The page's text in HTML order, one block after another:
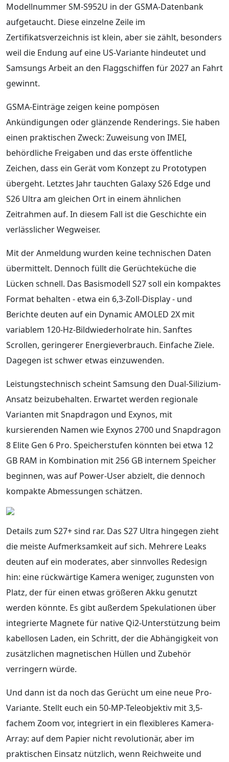
Modellnummer SM-S952U in der GSMA-Datenbank
aufgetaucht. Diese einzelne Zeile im
Zertifikatsverzeichnis ist klein, aber sie zählt, besonders
weil die Endung auf eine US-Variante hindeutet und
Samsungs Arbeit an den Flaggschiffen für 2027 an Fahrt
gewinnt.
GSMA-Einträge zeigen keine pompösen
Ankündigungen oder glänzende Renderings. Sie haben
einen praktischen Zweck: Zuweisung von IMEI,
behördliche Freigaben und das erste öffentliche
Zeichen, dass ein Gerät vom Konzept zu Prototypen
übergeht. Letztes Jahr tauchten Galaxy S26 Edge und
S26 Ultra am gleichen Ort in einem ähnlichen
Zeitrahmen auf. In diesem Fall ist die Geschichte ein
verlässlicher Wegweiser.
Mit der Anmeldung wurden keine technischen Daten
übermittelt. Dennoch füllt die Gerüchteküche die
Lücken schnell. Das Basismodell S27 soll ein kompaktes
Format behalten - etwa ein 6,3-Zoll-Display - und
Berichte deuten auf ein Dynamic AMOLED 2X mit
variablem 120-Hz-Bildwiederholrate hin. Sanftes
Scrollen, geringerer Energieverbrauch. Einfache Ziele.
Dagegen ist schwer etwas einzuwenden.
Leistungstechnisch scheint Samsung den Dual-Silizium-
Ansatz beizubehalten. Erwartet werden regionale
Varianten mit Snapdragon und Exynos, mit
kursierenden Namen wie Exynos 2700 und Snapdragon
8 Elite Gen 6 Pro. Speicherstufen könnten bei etwa 12
GB RAM in Kombination mit 256 GB internem Speicher
beginnen, was auf Power-User abzielt, die dennoch
kompakte Abmessungen schätzen.
Details zum S27+ sind rar. Das S27 Ultra hingegen zieht
die meiste Aufmerksamkeit auf sich. Mehrere Leaks
deuten auf ein moderates, aber sinnvolles Redesign
hin: eine rückwärtige Kamera weniger, zugunsten von
Platz, der für einen etwas größeren Akku genutzt
werden könnte. Es gibt außerdem Spekulationen über
integrierte Magnete für native Qi2-Unterstützung beim
kabellosen Laden, ein Schritt, der die Abhängigkeit von
zusätzlichen magnetischen Hüllen und Zubehör
verringern würde.
Und dann ist da noch das Gerücht um eine neue Pro-
Variante. Stellt euch ein 50-MP-Teleobjektiv mit 3,5-
fachem Zoom vor, integriert in ein flexibleres Kamera-
Array: auf dem Papier nicht revolutionär, aber im
praktischen Einsatz nützlich, wenn Reichweite und